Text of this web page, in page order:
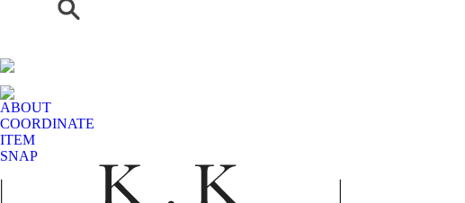
ABOUT
COORDINATE
ITEM
SNAP